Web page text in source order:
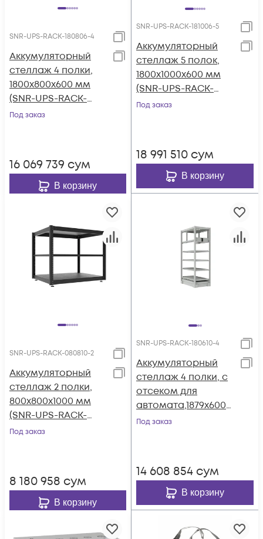
SNR-UPS-RACK-180806-4
Аккумуляторный
стеллаж 4 полки,
1800х800х600 мм
(SNR-UPS-RACK-
180806-4)
Под заказ
16 069 739 сум
В корзину
SNR-UPS-RACK-181006-5
Аккумуляторный
стеллаж 5 полок,
1800x1000x600 мм
(SNR-UPS-RACK-
181006-5)
Под заказ
18 991 510 сум
В корзину
SNR-UPS-RACK-080810-2
Аккумуляторный
стеллаж 2 полки,
800х800х1000 мм
(SNR-UPS-RACK-
080810-2)
Под заказ
8 180 958 сум
В корзину
SNR-UPS-RACK-180610-4
Аккумуляторный
стеллаж 4 полки, с
отсеком для
автомата,1879х600х1
000мм (SNR-UPS-
Под заказ
14 608 854 сум
В корзину